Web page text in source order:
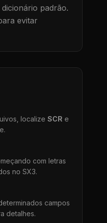
padrão.
evitar
localize SCR e
com letras
no SX3.
campos
detalhes.